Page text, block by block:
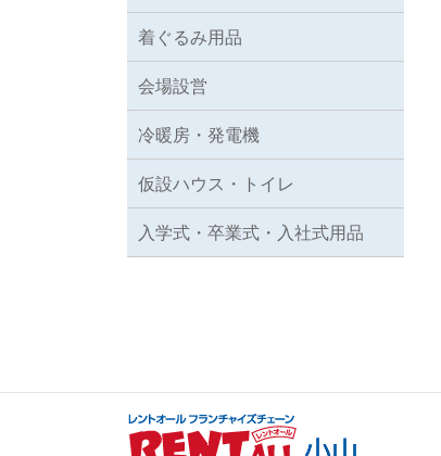
着ぐるみ用品
会場設営
冷暖房・発電機
仮設ハウス・トイレ
入学式・卒業式・入社式用品